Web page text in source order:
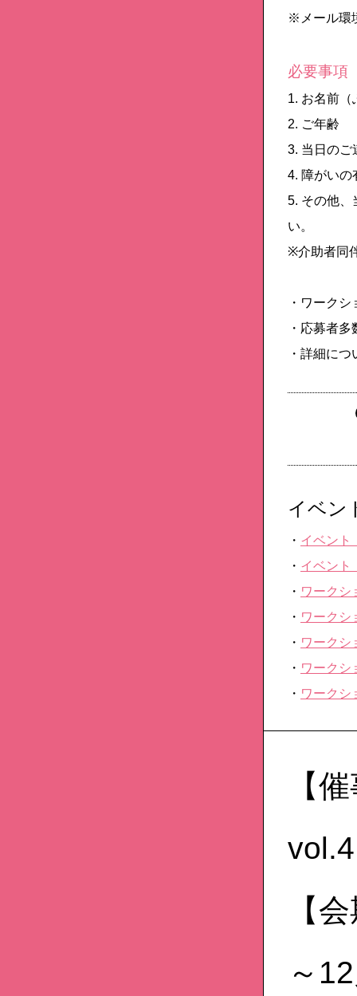
※メール環
必要事項
1. お名前（
2. ご年齢
3. 当日のご
4. 障がいの
5. その他、
い。
※介助者同
・ワーク
・応募者
・詳細に
イベン
・ イベント
・ イベント
・ ワークシ
・ ワークシ
・ ワークシ
・ ワークシ
・ ワークシ
【
vol.4
【
～